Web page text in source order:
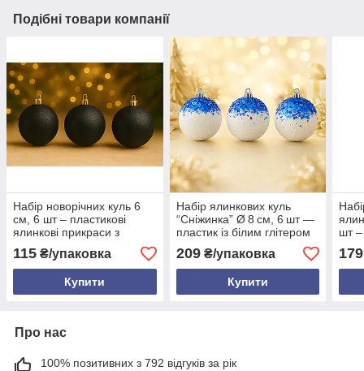
Подібні товари компанії
Набір новорічних куль 6
см, 6 шт – пластикові
ялинкові прикраси з
115 ₴/упаковка
Купити
Набір ялинкових куль
“Сніжинка” Ø 8 см, 6 шт —
пластик із білим глітером
та блискітками, 6 кольорів
209₴/упаковка
Купити
шт –
179
Про нас
100% позитивних з 792 відгуків за рік